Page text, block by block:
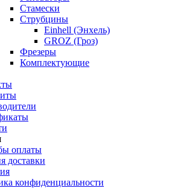
Стамески
Струбцины
Einhell (Энхель)
GROZ (Гроз)
Фрезеры
Комплектующие
оплаты
доставки
конфиденциальности